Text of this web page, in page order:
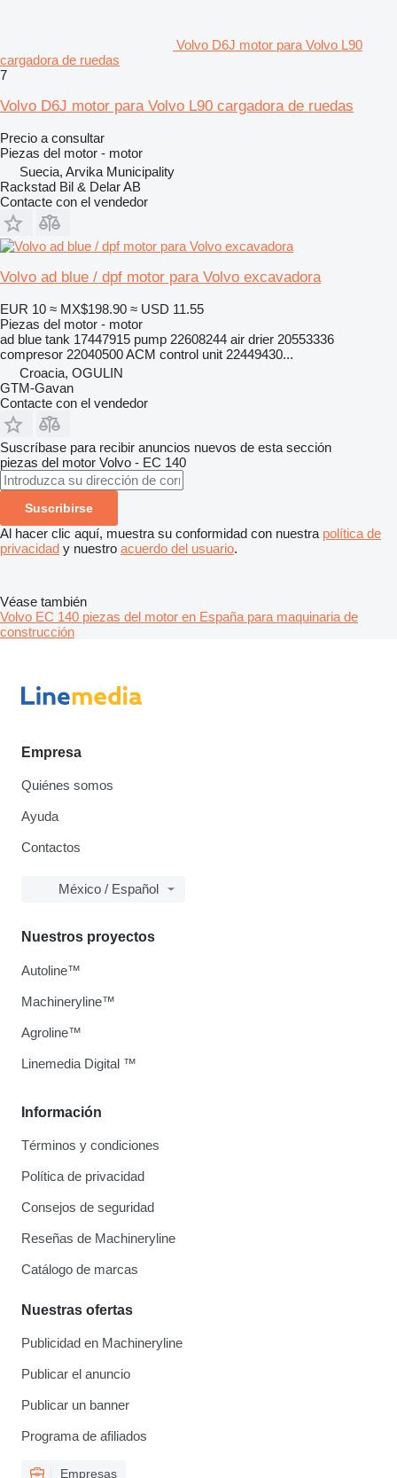
Volvo D6J motor para Volvo L90
cargadora de ruedas
7
Volvo D6J motor para Volvo L90 cargadora de ruedas
Precio a consultar
Piezas del motor - motor
Suecia, Arvika Municipality
Rackstad Bil & Delar AB
Contacte con el vendedor
Volvo ad blue / dpf motor para Volvo excavadora
EUR 10 ≈ MX$198.90 ≈ USD 11.55
Piezas del motor - motor
ad blue tank 17447915 pump 22608244 air drier 20553336
compresor 22040500 ACM control unit 22449430...
Croacia, OGULIN
GTM-Gavan
Contacte con el vendedor
Suscríbase para recibir anuncios nuevos de esta sección
piezas del motor Volvo - EC 140
Suscribirse
Al hacer clic aquí, muestra su conformidad con nuestra política de
privacidad y nuestro acuerdo del usuario.
Véase también
Volvo EC 140 piezas del motor en España para maquinaria de
construcción
Empresa
Quiénes somos
Ayuda
Contactos
México / Español
Información
Términos y condiciones
Política de privacidad
Consejos de seguridad
Reseñas de Machineryline
Catálogo de marcas
Nuestras ofertas
Publicidad en Machineryline
Publicar el anuncio
Publicar un banner
Programa de afiliados
Empresas
Nuestros proyectos
Autoline™
Machineryline™
Agroline™
Linemedia Digital ™